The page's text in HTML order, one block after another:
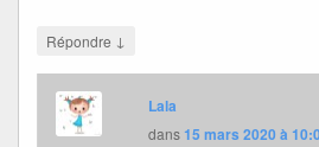
Répondre ↓
Lala
dans15 mars 2020 à